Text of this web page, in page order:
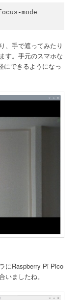
mode
、手で遮ってみたり
す。手元のスマホな
にできるようになっ
にRaspberry Pi Pico
ましたね。